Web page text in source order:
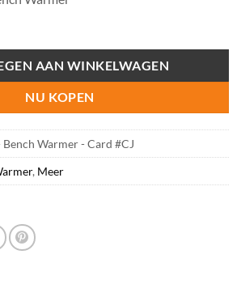
AAN WINKELWAGEN
NU KOPEN
Warmer - Card #CJ
, Meer